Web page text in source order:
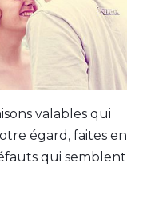
valables qui
égard, faites en
qui semblent